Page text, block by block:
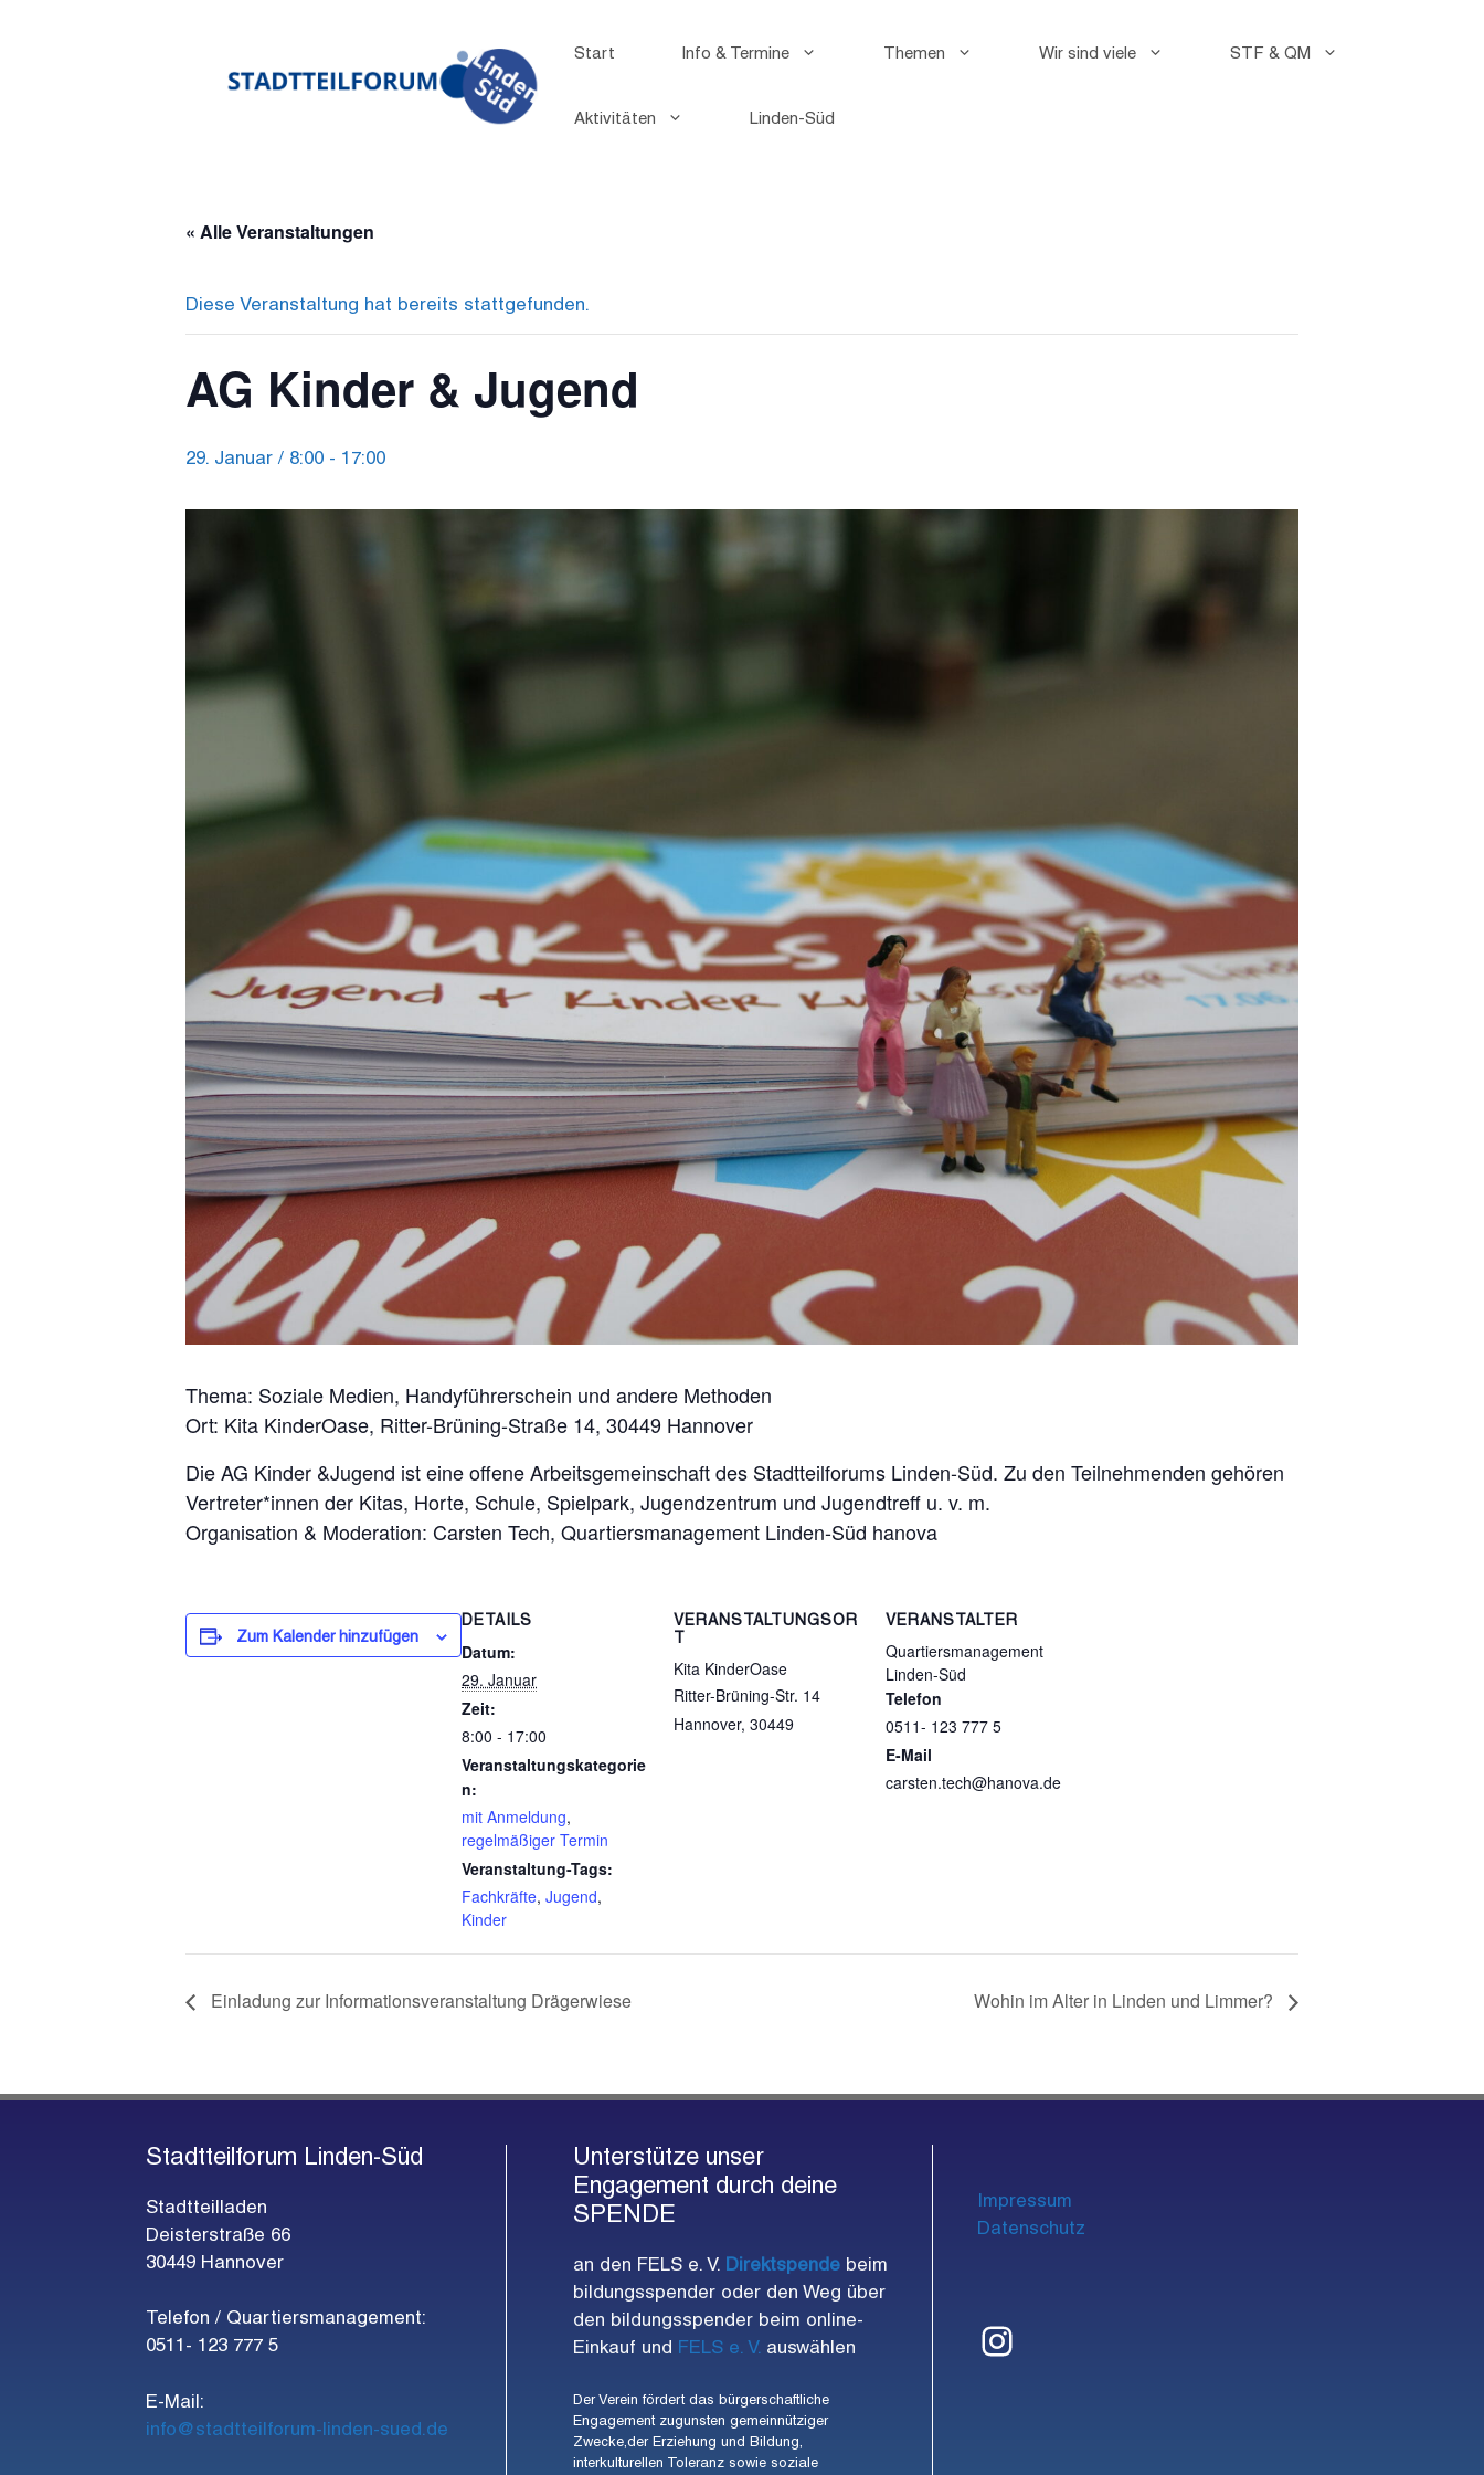
Start Info & Termine Themen Wir sind viele STF & QM
Aktivitäten Linden-Süd
« Alle Veranstaltungen
Diese Veranstaltung hat bereits stattgefunden.
AG Kinder & Jugend
29. Januar / 8:00 - 17:00
Thema: Soziale Medien, Handyführerschein und andere Methoden
Ort: Kita KinderOase, Ritter-Brüning-Straße 14, 30449 Hannover
Die AG Kinder &Jugend ist eine offene Arbeitsgemeinschaft des Stadtteilforums Linden-Süd. Zu den Teilnehmenden gehören
Vertreter*innen der Kitas, Horte, Schule, Spielpark, Jugendzentrum und Jugendtreff u. v. m.
Organisation & Moderation: Carsten Tech, Quartiersmanagement Linden-Süd hanova
Zum Kalender hinzufügen
DETAILS
Datum:
29. Januar
Zeit:
8:00 - 17:00
Veranstaltungskategorie
n:
mit Anmeldung,
regelmäßiger Termin
Veranstaltung-Tags:
Fachkräfte, Jugend,
Kinder
VERANSTALTUNGSOR
Kita KinderOase
Ritter-Brüning-Str. 14
Hannover, 30449
VERANSTALTER
Quartiersmanagement
Linden-Süd
Telefon
0511- 123 777 5
E-Mail
carsten.tech@hanova.de
Einladung zur Informationsveranstaltung Drägerwiese Wohin im Alter in Linden und Limmer?
Stadtteilforum Linden-Süd
Stadtteilladen
Deisterstraße 66
30449 Hannover
Telefon / Quartiersmanagement:
0511- 123 777 5
E-Mail:
info@stadtteilforum-linden-sued.de
Unterstütze unser
Engagement durch deine
SPENDE
an den FELS e. V. Direktspende beim
bildungsspender oder den Weg über
den bildungsspender beim online-
Einkauf und FELS e. V. auswählen
Der Verein fördert das bürgerschaftliche
Engagement zugunsten gemeinnütziger
Zwecke,der Erziehung und Bildung,
interkulturellen Toleranz sowie soziale
Impressum
Datenschutz
Instagram